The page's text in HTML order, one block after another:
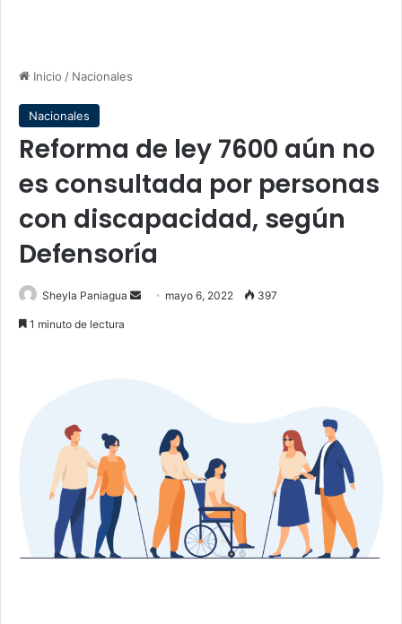
Inicio / Nacionales
Nacionales
Reforma de ley 7600 aún no
es consultada por personas
con discapacidad, según
Defensoría
Sheyla Paniagua
Send mayo 6, 2022 397
1 minuto de lectura